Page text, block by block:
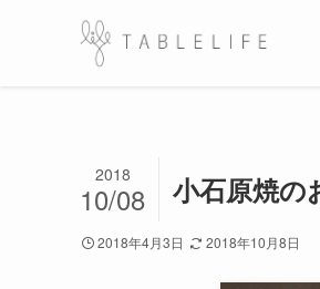
小石原焼の
2018
10/08
2018年4月3日 2018年10月8日